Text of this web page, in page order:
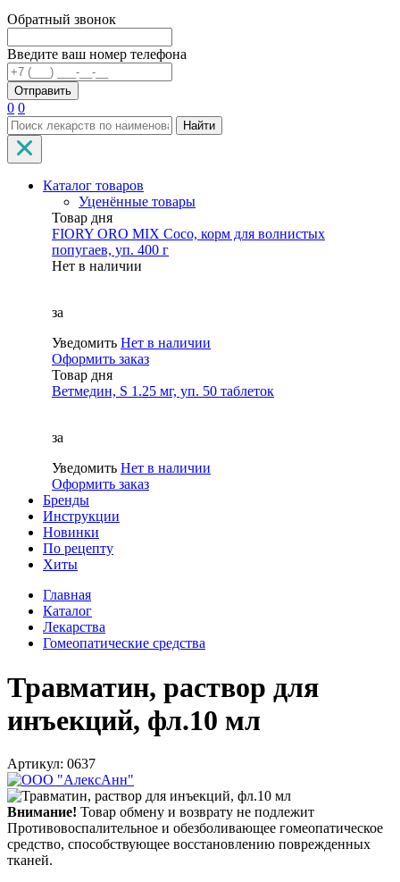
Обратный звонок
Введите ваш номер телефона
0 0
Найти
Каталог товаров
Уценённые товары
Товар дня
FIORY ORO MIX Coco, корм для волнистых
попугаев, уп. 400 г
Нет в наличии
за
Уведомить Нет в наличии
Оформить заказ
Товар дня
Ветмедин, S 1.25 мг, уп. 50 таблеток
за
Уведомить Нет в наличии
Оформить заказ
Бренды
Инструкции
Новинки
По рецепту
Хиты
Главная
Каталог
Лекарства
Гомеопатические средства
Травматин, раствор для
инъекций, фл.10 мл
Артикул: 0637
Внимание! Товар обмену и возврату не подлежит
Противовоспалительное и обезболивающее гомеопатическое
средство, способствующее восстановлению поврежденных
тканей.